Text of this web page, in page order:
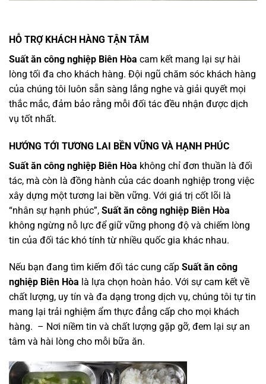
HỖ TRỢ KHÁCH HÀNG TẬN TÂM
Suất ăn công nghiệp Biên Hòa cam kết mang lại sự hài
lòng tối đa cho khách hàng. Đội ngũ chăm sóc khách hàng
của chúng tôi luôn sẵn sàng lắng nghe và giải quyết mọi
thắc mắc, đảm bảo rằng mỗi đối tác đều nhận được dịch
vụ tốt nhất.
HƯỚNG TỚI TƯƠNG LAI BỀN VỮNG VÀ HẠNH PHÚC
Suất ăn công nghiệp Biên Hòa không chỉ đơn thuần là đối
tác, mà còn là đồng hành của các doanh nghiệp trong việc
xây dựng một tương lai bền vững. Với giá trị cốt lõi là
“nhân sự hạnh phúc”, Suất ăn công nghiệp Biên Hòa
không ngừng nỗ lực để giữ vững phong độ và chiếm lòng
tin của đối tác khó tính từ nhiều quốc gia khác nhau.
Nếu bạn đang tìm kiếm đối tác cung cấp Suất ăn công
nghiệp Biên Hòa là lựa chọn hoàn hảo. Với sự cam kết về
chất lượng, uy tín và đa dạng trong dịch vụ, chúng tôi tự tin
mang lại trải nghiệm ẩm thực đẳng cấp cho mọi khách
hàng. – Nơi niềm tin và chất lượng gặp gỡ, đem lại sự an
tâm và hài lòng cho mỗi bữa ăn.